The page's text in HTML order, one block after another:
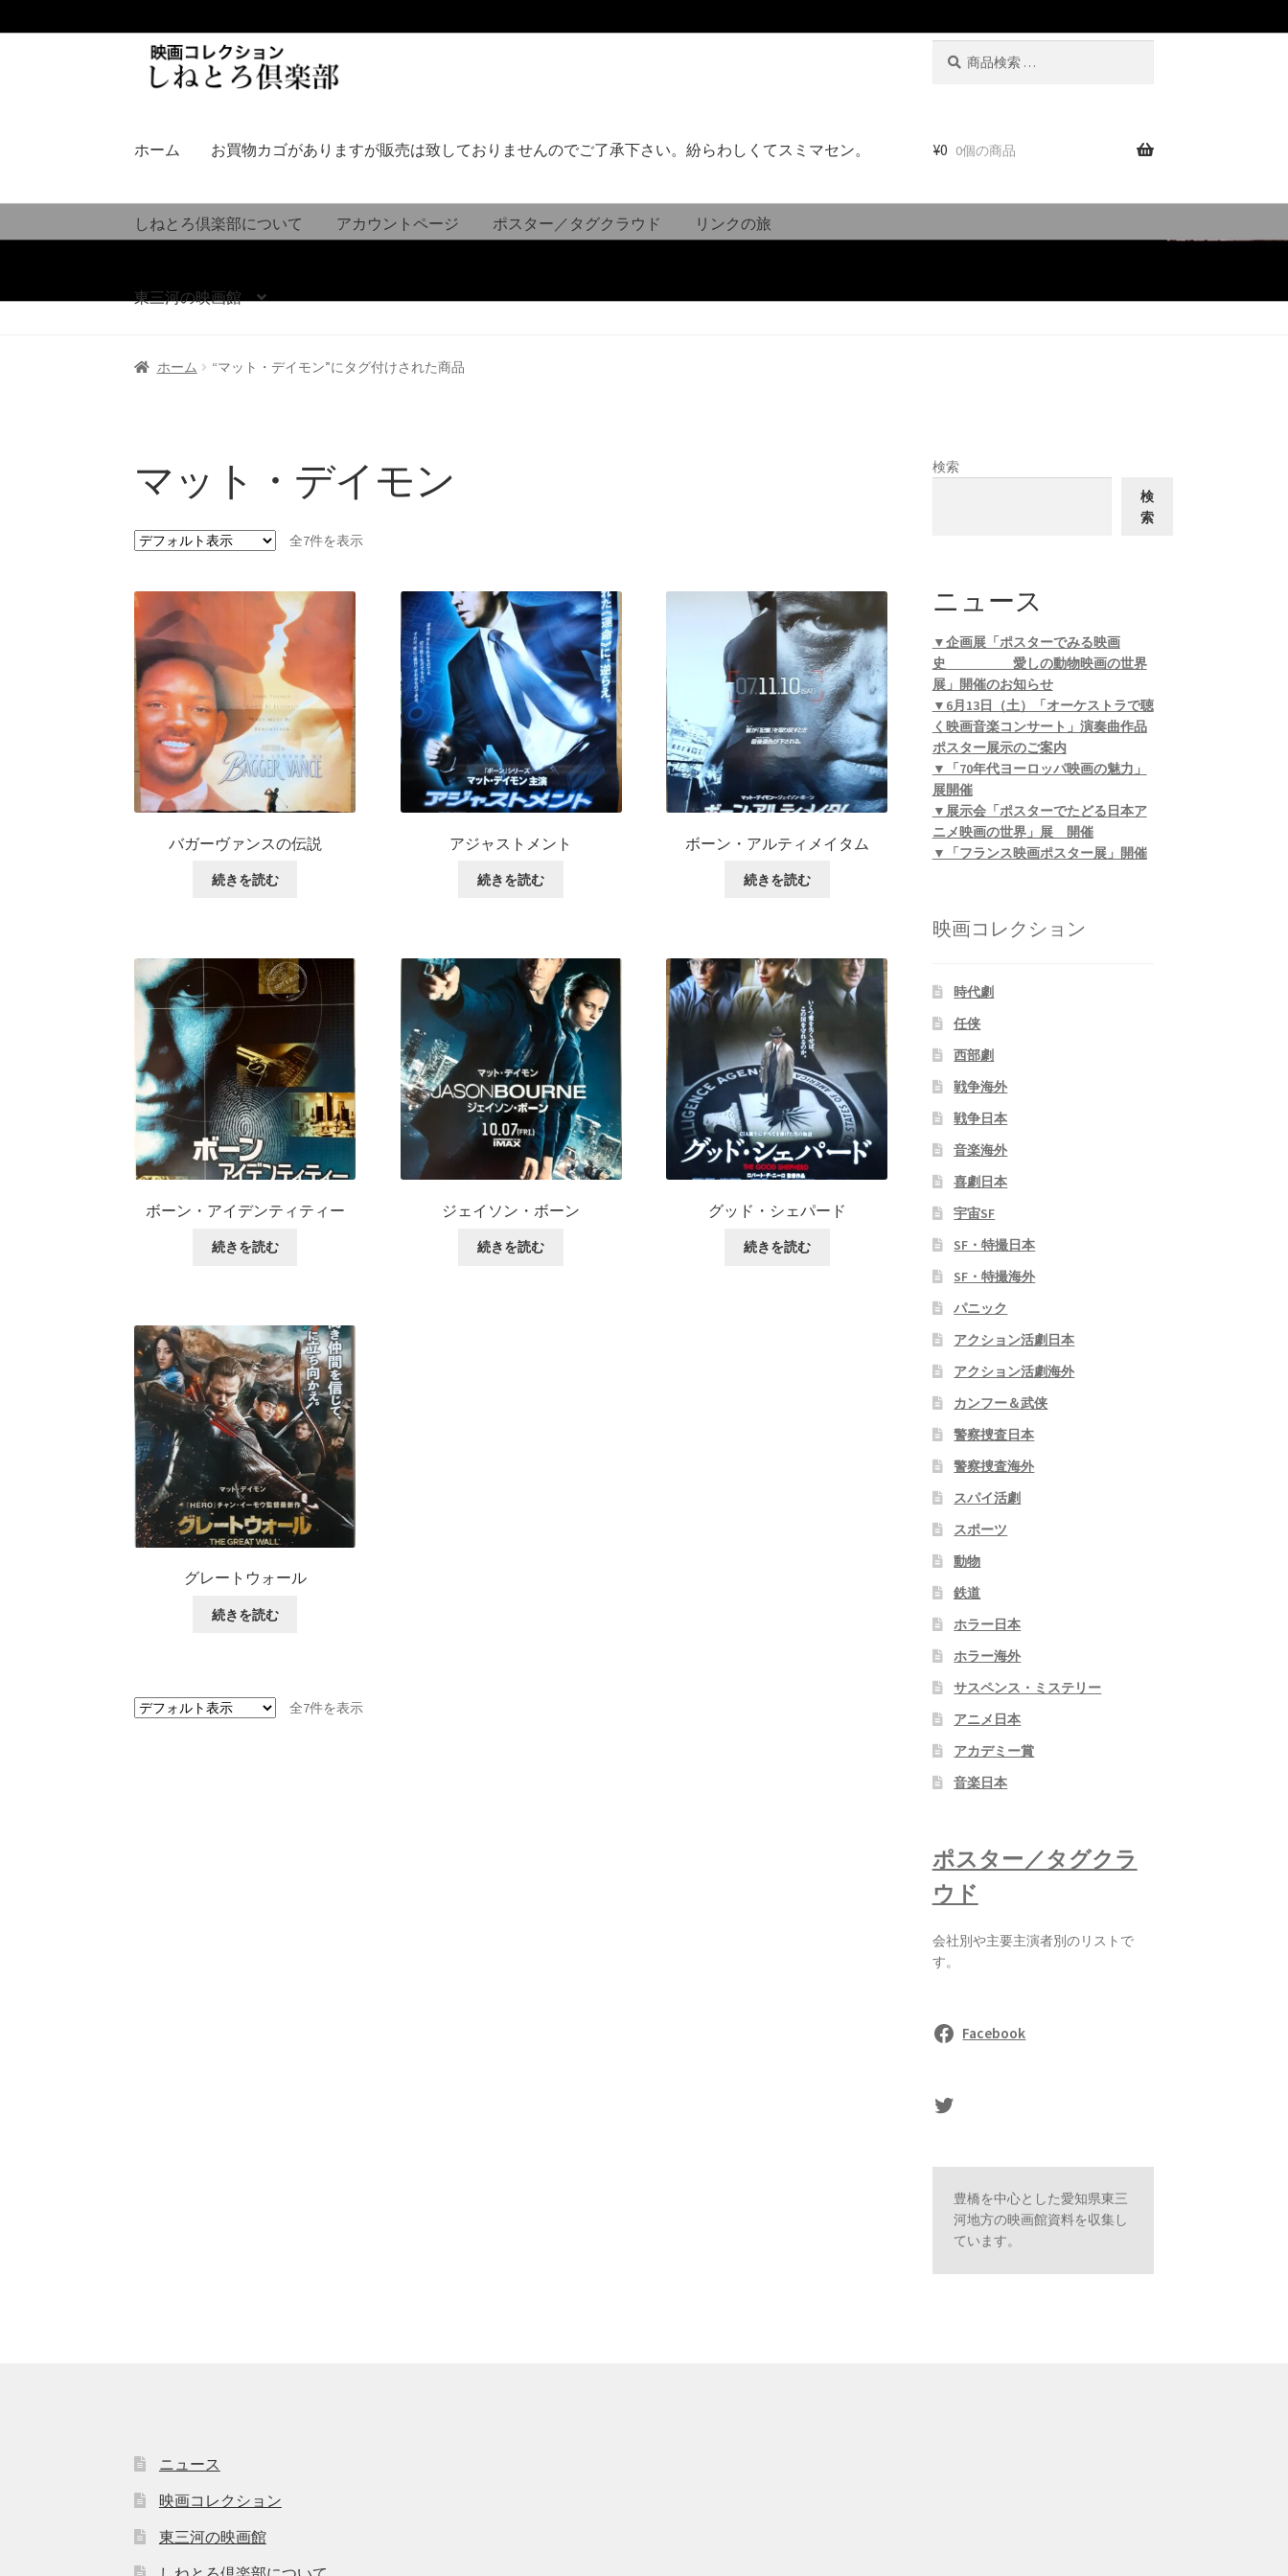
シ
へ
ス
ッ
ツ
キ
ッ
ホーム お買物カゴがありますが販売は致しておりませんのでご了承下さい。紛らわしくてスミマセン。
しねとろ倶楽部について アカウントページ ポスター／タグクラウド リンクの旅
東三河の映画館
¥0 0個の商品
ホーム “マット・デイモン”にタグ付けされた商品
マット・デイモン
全7件を表示
バガーヴァンスの伝説
続きを読む
アジャストメント
続きを読む
ボーン・アルティメイタム
続きを読む
ボーン・アイデンティティー
続きを読む
ジェイソン・ボーン
続きを読む
グッド・シェパード
続きを読む
グレートウォール
続きを読む
全7件を表示
検索
検
索
ニュース
▼企画展「ポスターでみる映画
史 愛しの動物映画の世界
展」開催のお知らせ
▼6月13日（土）「オーケストラで聴
く映画音楽コンサート」演奏曲作品
ポスター展示のご案内
▼「70年代ヨーロッパ映画の魅力」
展開催
▼展示会「ポスターでたどる日本ア
ニメ映画の世界」展 開催
▼「フランス映画ポスター展」開催
映画コレクション
時代劇
任侠
西部劇
戦争海外
戦争日本
音楽海外
喜劇日本
宇宙SF
SF・特撮日本
SF・特撮海外
パニック
アクション活劇日本
アクション活劇海外
カンフー＆武侠
警察捜査日本
警察捜査海外
スパイ活劇
スポーツ
動物
鉄道
ホラー日本
ホラー海外
サスペンス・ミステリー
アニメ日本
アカデミー賞
音楽日本
ポスター／タグクラ
ウド
会社別や主要主演者別のリストで
す。
Facebook
sasaki's Twitter
豊橋を中心とした愛知県東三
河地方の映画館資料を収集し
ています。
ニュース
映画コレクション
東三河の映画館